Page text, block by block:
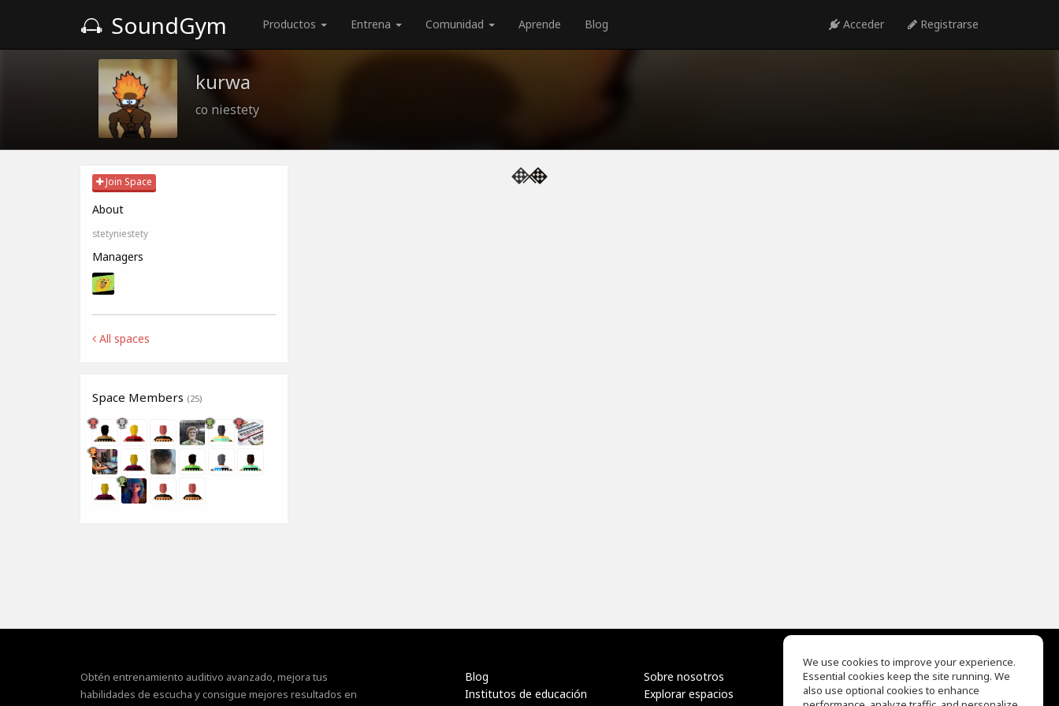
SoundGym Productos Entrena Comunidad Aprende Blog Acceder Registrarse
kurwa
co niestety
Join Space
About
stetyniestety
Managers
All spaces
Space Members (25)
Obtén entrenamiento auditivo avanzado, mejora tus
habilidades de escucha y consigue mejores resultados en
Blog
Institutos de educación
Sobre nosotros
Explorar espacios
EQ Ear Training
Drum Machine
We use cookies to improve your experience.
Essential cookies keep the site running. We
also use optional cookies to enhance